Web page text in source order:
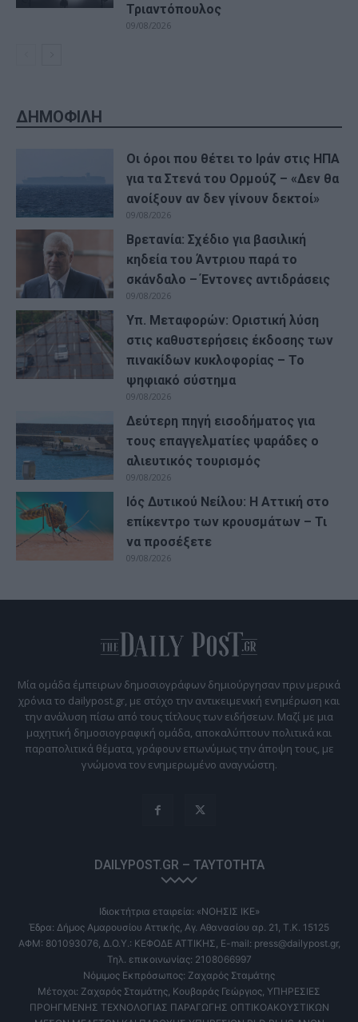
Τριαντόπουλος
09/08/2026
ΔΗΜΟΦΙΛΗ
Οι όροι που θέτει το Ιράν στις ΗΠΑ
για τα Στενά του Ορμούζ – «Δεν θα
ανοίξουν αν δεν γίνουν δεκτοί»
09/08/2026
Βρετανία: Σχέδιο για βασιλική
κηδεία του Άντριου παρά το
σκάνδαλο – Έντονες αντιδράσεις
09/08/2026
Υπ. Μεταφορών: Οριστική λύση
στις καθυστερήσεις έκδοσης των
πινακίδων κυκλοφορίας – Το
ψηφιακό σύστημα
09/08/2026
Δεύτερη πηγή εισοδήματος για
τους επαγγελματίες ψαράδες ο
αλιευτικός τουρισμός
09/08/2026
Ιός Δυτικού Νείλου: Η Αττική στο
επίκεντρο των κρουσμάτων – Τι
να προσέξετε
09/08/2026
Μία ομάδα έμπειρων δημοσιογράφων δημιούργησαν πριν μερικά
χρόνια το dailypost.gr, με στόχο την αντικειμενική ενημέρωση και
την ανάλυση πίσω από τους τίτλους των ειδήσεων. Μαζί με μια
μαχητική δημοσιογραφική ομάδα, αποκαλύπτουν πολιτικά και
παραπολιτικά θέματα, γράφουν επωνύμως την άποψη τους, με
γνώμονα τον ενημερωμένο αναγνώστη.
DAILYPOST.GR – ΤΑΥΤΌΤΗΤΑ
Ιδιοκτήτρια εταιρεία: «ΝΟΗΣΙΣ ΙΚΕ»
Έδρα: Δήμος Αμαρουσίου Αττικής, Αγ. Αθανασίου αρ. 21, Τ.Κ. 15125
ΑΦΜ: 801093076, Δ.Ο.Υ.: ΚΕΦΟΔΕ ΑΤΤΙΚΗΣ, E-mail: press@dailypost.gr,
Τηλ. επικοινωνίας: 2108066997
Νόμιμος Εκπρόσωπος: Ζαχαρός Σταμάτης
Μέτοχοι: Ζαχαρός Σταμάτης, Κουβαράς Γεώργιος, ΥΠΗΡΕΣΙΕΣ
ΠΡΟΗΓΜΕΝΗΣ ΤΕΧΝΟΛΟΓΙΑΣ ΠΑΡΑΓΩΓΗΣ ΟΠΤΙΚΟΑΚΟΥΣΤΙΚΩΝ